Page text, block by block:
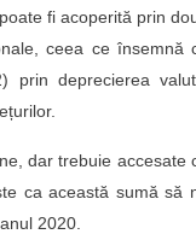
fi acoperită prin
ceea ce însemnă
prin deprecierea
dar trebuie accesate
ca această sumă să
2020.